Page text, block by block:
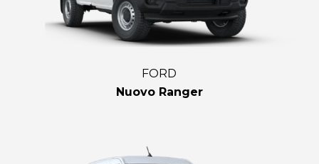
FORD
Nuovo Ranger